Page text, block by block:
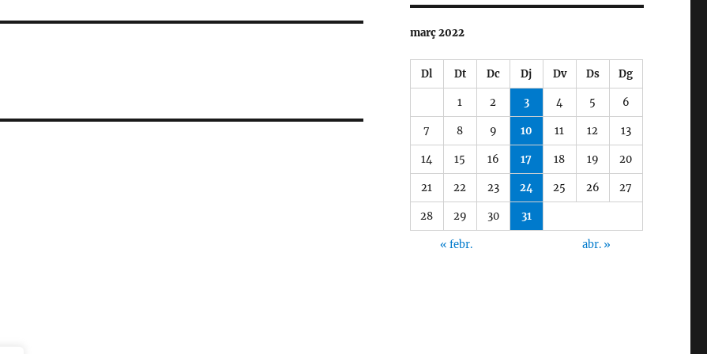
març 2022
Dl Dt Dc Dj Dv Ds Dg
1 2 3 4 5 6
7 8 9 10 11 12 13
14 15 16 17 18 19 20
21 22 23 24 25 26 27
28 29 30 31
« febr. abr. »